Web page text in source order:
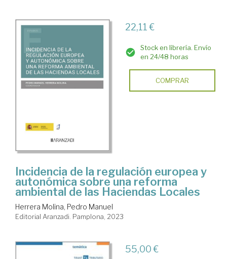
22,11 €
Stock en librería. Envío
en 24/48 horas
COMPRAR
Incidencia de la regulación europea y
autonómica sobre una reforma
ambiental de las Haciendas Locales
Herrera Molina, Pedro Manuel
Editorial Aranzadi. Pamplona, 2023
55,00 €